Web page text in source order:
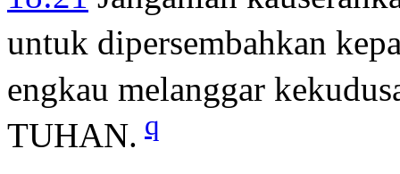
untuk dipersembahkan
engkau melanggar
TUHAN. q